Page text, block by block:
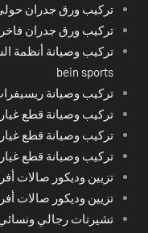
تركيب ورق جدران
تركيب ورق جدران فاخر
تركيب وصيانة أنظمة
bein sports
تركيب وصيانة
تركيب وصيانة قطع
تركيب وصيانة قطع
تركيب وصيانة قطع
تزيين وديكور صالات
تزيين وديكور صالات
تشيرتات رجالي ونسائي